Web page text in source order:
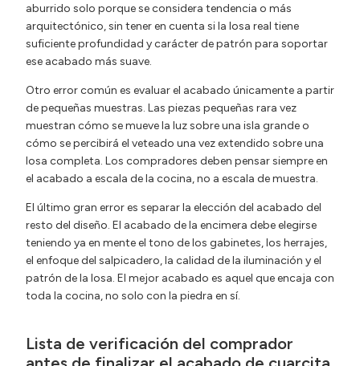
aburrido solo porque se considera tendencia o más
arquitectónico, sin tener en cuenta si la losa real tiene
suficiente profundidad y carácter de patrón para soportar
ese acabado más suave.
Otro error común es evaluar el acabado únicamente a partir
de pequeñas muestras. Las piezas pequeñas rara vez
muestran cómo se mueve la luz sobre una isla grande o
cómo se percibirá el veteado una vez extendido sobre una
losa completa. Los compradores deben pensar siempre en
el acabado a escala de la cocina, no a escala de muestra.
El último gran error es separar la elección del acabado del
resto del diseño. El acabado de la encimera debe elegirse
teniendo ya en mente el tono de los gabinetes, los herrajes,
el enfoque del salpicadero, la calidad de la iluminación y el
patrón de la losa. El mejor acabado es aquel que encaja con
toda la cocina, no solo con la piedra en sí.
Lista de verificación del comprador